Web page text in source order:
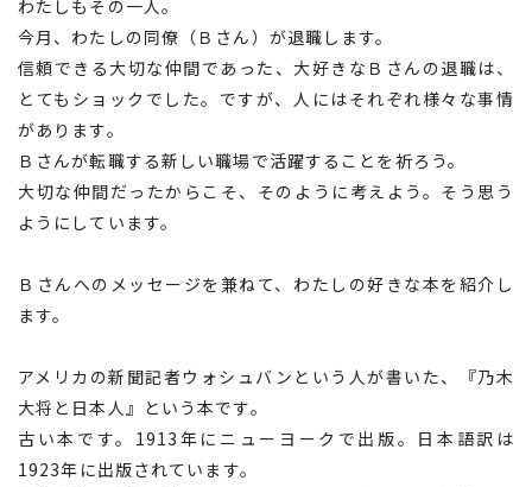
わたしもその一人。
今月、わたしの同僚（Ｂさん）が退職します。
信頼できる大切な仲間であった、大好きなＢさんの退職は、
とてもショックでした。ですが、人にはそれぞれ様々な事情
があります。
Ｂさんが転職する新しい職場で活躍することを祈ろう。
大切な仲間だったからこそ、そのように考えよう。そう思う
ようにしています。
Ｂさんへのメッセージを兼ねて、わたしの好きな本を紹介し
ます。
アメリカの新聞記者ウォシュバンという人が書いた、『乃木
大将と日本人』という本です。
古い本です。1913年にニューヨークで出版。日本語訳は
1923年に出版されています。